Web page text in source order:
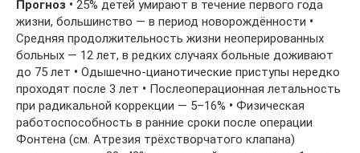
Прогноз • 25% детей умирают в течение первого года
жизни, большинство — в период новорождённости •
Средняя продолжительность жизни неоперированных
больных — 12 лет, в редких случаях больные доживают
до 75 лет • Одышечно-цианотические приступы нередко
проходят после 3 лет • Послеоперационная летальность
при радикальной коррекции — 5–16% • Физическая
работоспособность в ранние сроки после операции
Фонтена (см. Атрезия трёхстворчатого клапана)